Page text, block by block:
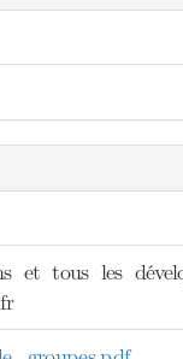
et tous les